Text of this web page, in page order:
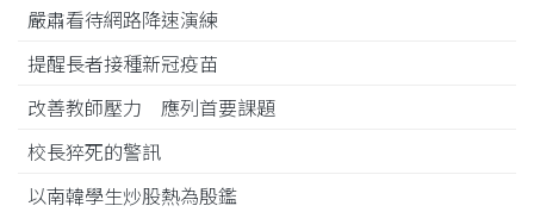
嚴肅看待網路降速演練
提醒長者接種新冠疫苗
改善教師壓力 應列首要課題
校長猝死的警訊
以南韓學生炒股熱為殷鑑